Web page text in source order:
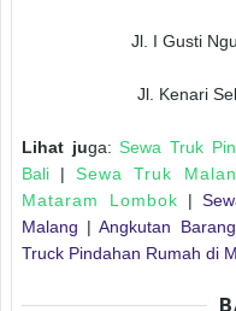
Jl. I Gusti
Jl. Kenari
Lihat juga:Sewa Truk
Bali | Sewa Truk
Mataram Lombok |
Malang |Angkutan
Truck Pindahan Rumah di